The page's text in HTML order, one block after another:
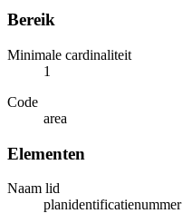
Bereik
Minimale cardinaliteit
1
Code
area
Elementen
Naam lid
planidentificatienummer